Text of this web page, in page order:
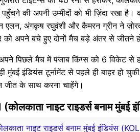
की अपनी उम्मीदों को भी ज़िंदा रखा
अंगकृष रघुवंशी और कैमरन ग्रीन ने
अपने बचे हुए दोनों मैच बड़े अंतर से जीतने
पिछले मैच में पंजाब किंग्स को 6 विकेट से
मुंबई इंडियंस टूर्नामेंट से पहले ही बाहर हो
जीत के साथ करना चाहेंगे।
नाइट राइडर्स बनाम मुंबई
नाइट राइडर्स बनाम मुंबई इंडियंस